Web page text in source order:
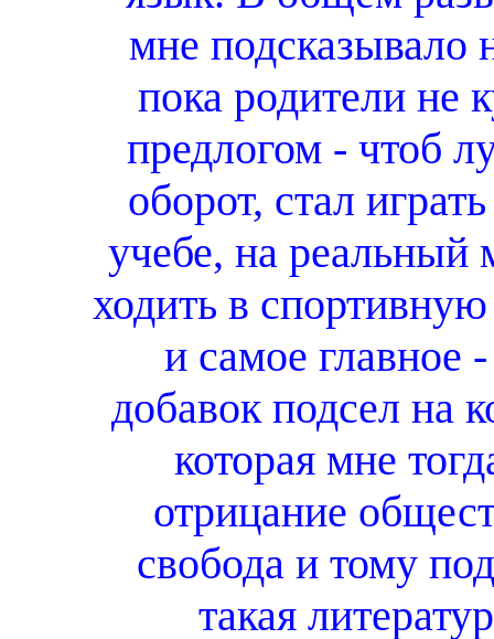
мне подсказывало
пока родители не
предлогом - чтоб
оборот, стал
учебе, на реальный
ходить в
и самое
добавок подсел на
которая мне
отрицание
свобода и тому
такая